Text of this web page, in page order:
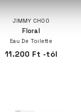
JIMMY CHOO
Floral
Eau De Toilette
11.200 Ft -tól